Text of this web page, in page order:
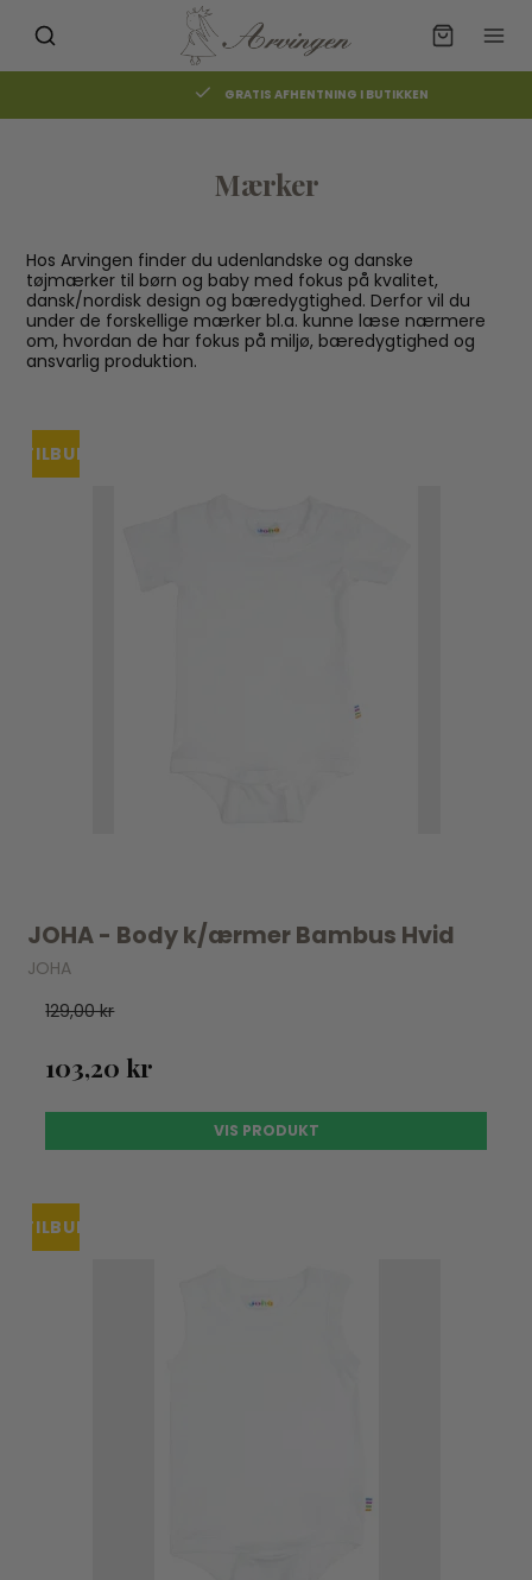
GRATIS AFHENTNING I BUTIKKEN
Mærker
Hos Arvingen finder du udenlandske og danske
tøjmærker til børn og baby med fokus på kvalitet,
dansk/nordisk design og bæredygtighed. Derfor vil du
under de forskellige mærker bl.a. kunne læse nærmere
om, hvordan de har fokus på miljø, bæredygtighed og
ansvarlig produktion.
TILBUD
JOHA - Body k/ærmer Bambus Hvid
JOHA
129,00 kr
103,20 kr
VIS PRODUKT
TILBUD